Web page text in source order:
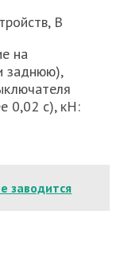
В
на
заднюю),
0,02 с), кН:
заводится